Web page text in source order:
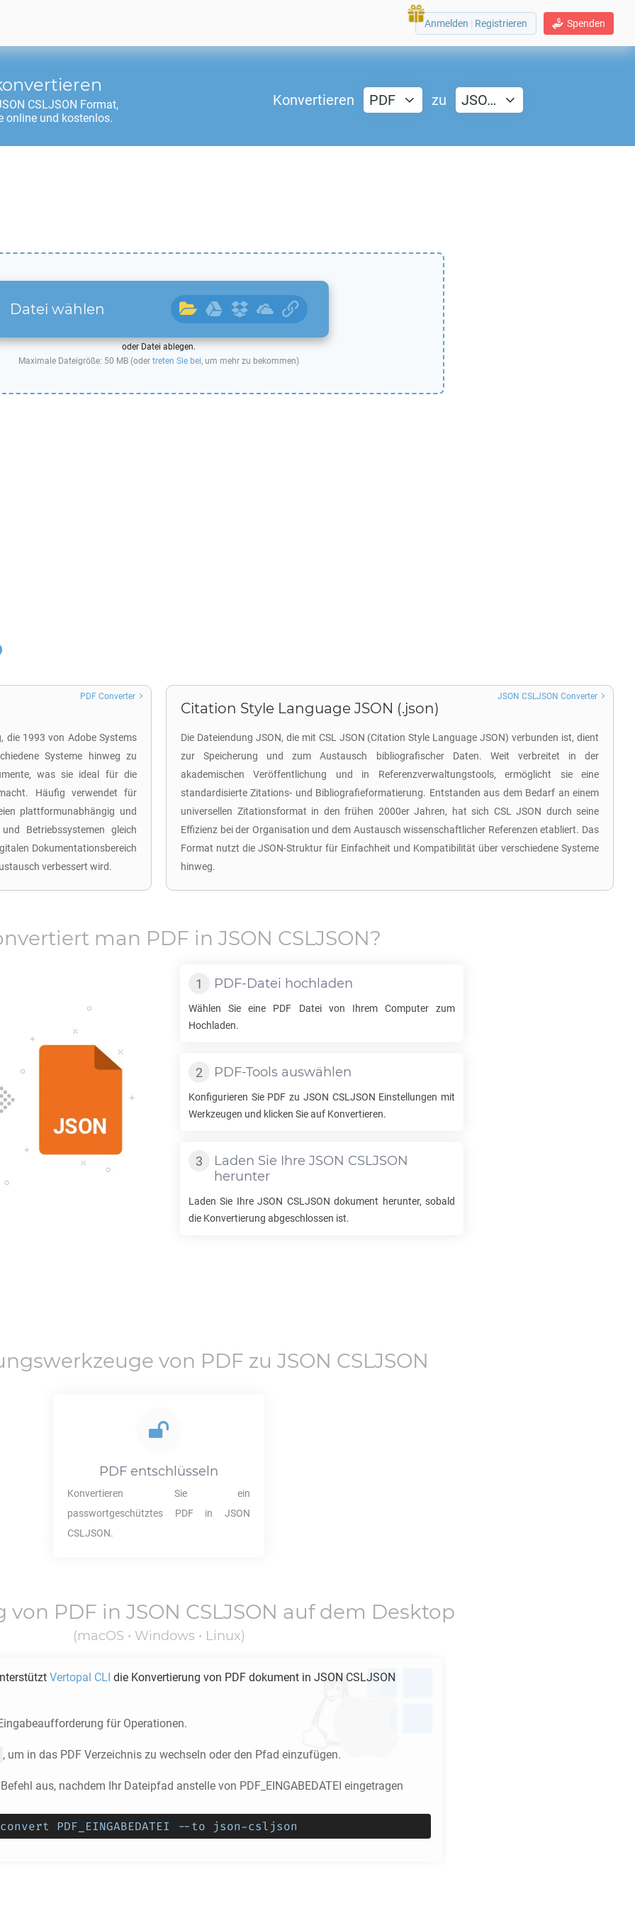
Spenden
Anmelden | Registrieren
CSLJSON Format,
online und kostenlos.
Konvertieren PDF zu JSO…
Datei wählen
oder Datei ablegen.
Maximale Dateigröße: 50 MB (oder treten Sie bei, um mehr zu bekommen)
die 1993 von Adobe Systems
Systeme hinweg zu
was sie ideal für die
Häufig verwendet für
plattformunabhängig und
Betriebssystemen gleich
Dokumentationsbereich
verbessert wird.
PDF Converter
Citation Style Language JSON (.json)
Die Dateiendung JSON, die mit CSL JSON (Citation Style Language JSON) verbunden ist, dient
zur Speicherung und zum Austausch bibliografischer Daten. Weit verbreitet in der
akademischen Veröffentlichung und in Referenzverwaltungstools, ermöglicht sie eine
standardisierte Zitations- und Bibliografieformatierung. Entstanden aus dem Bedarf an einem
universellen Zitationsformat in den frühen 2000er Jahren, hat sich CSL JSON durch seine
Effizienz bei der Organisation und dem Austausch wissenschaftlicher Referenzen etabliert. Das
Format nutzt die JSON-Struktur für Einfachheit und Kompatibilität über verschiedene Systeme
hinweg.
JSON CSLJSON Converter
man PDF in JSON CSLJSON?
PDF-Datei hochladen
Wählen Sie eine PDF Datei von Ihrem Computer zum
Hochladen.
PDF-Tools auswählen
Konfigurieren Sie PDF zu JSON CSLJSON Einstellungen mit
Werkzeugen und klicken Sie auf Konvertieren.
Laden Sie Ihre JSON CSLJSON
herunter
Laden Sie IhreJSON CSLJSON dokument herunter, sobald
die Konvertierung abgeschlossen ist.
von PDF zu JSON CSLJSON
PDF entschlüsseln
Konvertieren Sie ein
passwortgeschütztes PDFinJSON
CSLJSON.
von PDF in JSON CSLJSON auf dem Desktop
(macOS • Windows • Linux)
Vertopal CLI die Konvertierung von PDF dokument in JSON CSLJSON
für Operationen.
, um in das PDF Verzeichnis zu wechseln oder den Pfad einzufügen.
aus, nachdem Ihr Dateipfad anstelle von PDF_EINGABEDATEI eingetragen
PDF_EINGABEDATEI --to json-csljson